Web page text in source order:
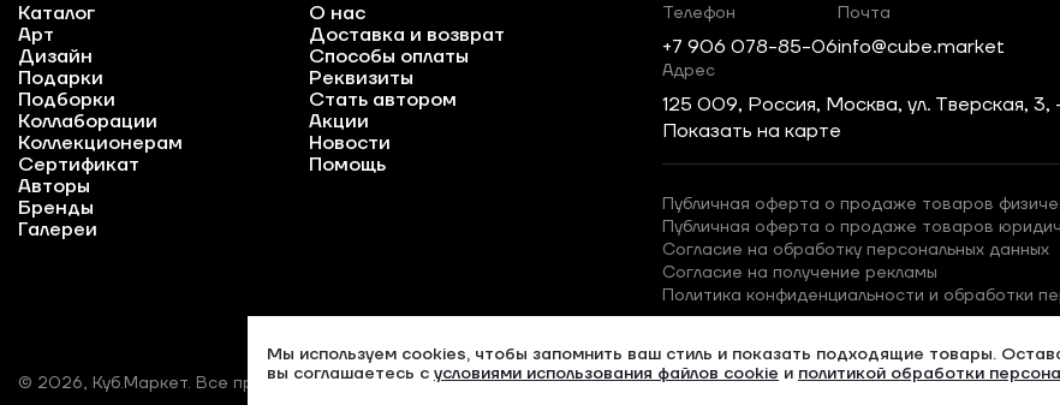
Каталог
Арт
Дизайн
Подарки
Подборки
Коллаборации
Коллекционерам
Сертификат
Авторы
Бренды
Галереи
О нас
Доставка и возврат
Способы оплаты
Реквизиты
Стать автором
Акции
Новости
Помощь
© 2026, Куб.Маркет. Все права защищены.
Телефон
+7 906 078-85-06
Почта
info@cube.market
Адрес
125 009, Россия, Москва, ул. Тверская,
Показать на карте
Публичная оферта о продаже товаров
Публичная оферта о продаже товаров
Согласие на обработку персональных данных
Согласие на получение рекламы
Политика конфиденциальности и обработки
Мы используем cookies, чтобы запомнить ваш стиль и показать подходящие товары.
вы соглашаетесь с условиями использования файлов cookie и политикой обработки